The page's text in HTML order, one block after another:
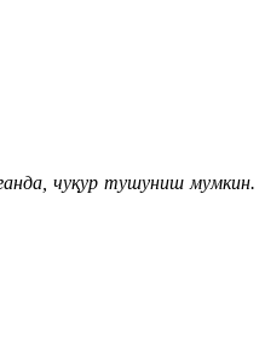
чуқур тушуниш мумкин.